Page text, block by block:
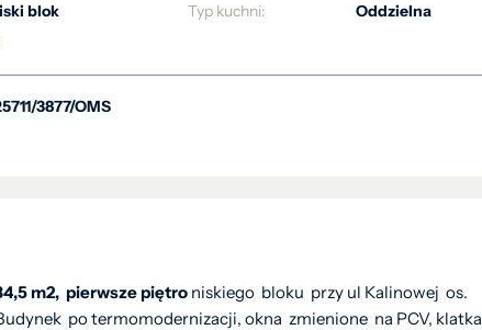
blok
Typ kuchni: Oddzielna
3877/OMS
m2, pierwsze piętro niskiego bloku przy ul Kalinowej os.
po termomodernizacji, okna zmienione na PCV, klatka